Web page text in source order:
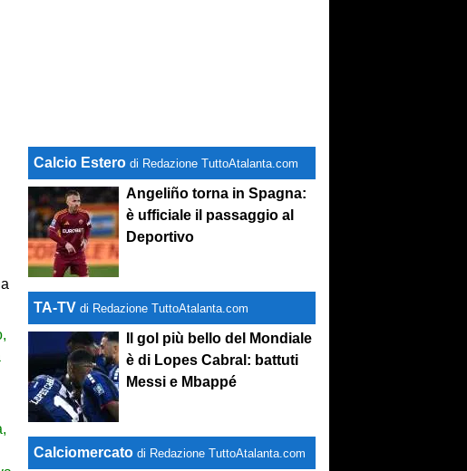
Calcio Estero di Redazione TuttoAtalanta.com
Angeliño torna in Spagna:
è ufficiale il passaggio al
Deportivo
TA-TVdi Redazione TuttoAtalanta.com
Il gol più bello del Mondiale
è di Lopes Cabral: battuti
Messi e Mbappé
Calciomercato di Redazione TuttoAtalanta.com